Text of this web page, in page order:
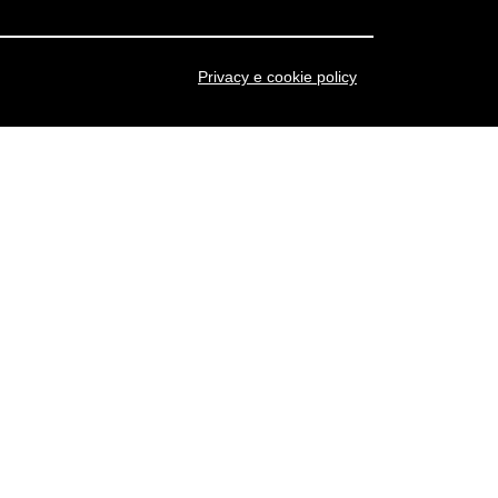
Privacy e cookie policy